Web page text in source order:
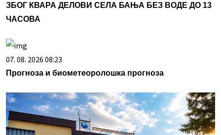
ЗБОГ КВАРА ДЕЛОВИ СЕЛА БАЊА БЕЗ ВОДЕ ДО 13
ЧАСОВА
07. 08. 2026 08:23
Прогноза и биометеоролошка прогноза